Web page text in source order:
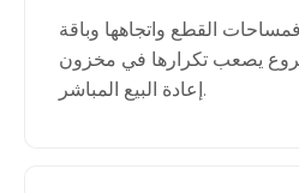
74 وحدة. فمساحات القطع واتجاهها وباقة
يصعب تكرارها في مخزون
إعادة البيع المباشر.